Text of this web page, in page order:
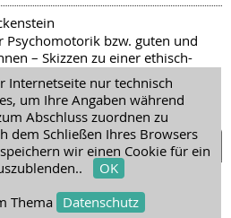
Psychomotorik bzw. guten und
– Skizzen zu einer ethisch-
professionellen Handelns von
: 100
und Sandra Mirbek
Entwicklung (BNE) und
Psychomotorik /Motologie
Internetseite nur technisch
um Ihre Angaben während
Abschluss zuordnen zu
dem Schließen Ihres Browsers
wir einen Cookie für ein
OK
Thema
Datenschutz